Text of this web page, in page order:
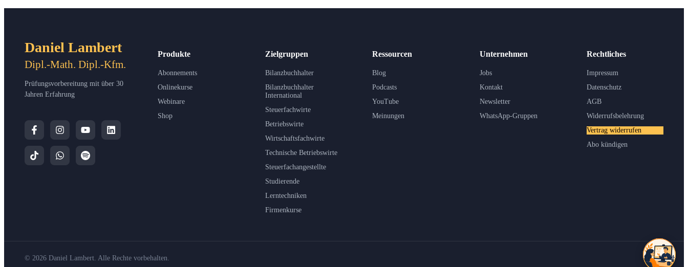
Daniel Lambert
Dipl.-Math. Dipl.-Kfm.
Prüfungsvorbereitung mit über 30
Jahren Erfahrung
Produkte
Abonnements
Onlinekurse
Webinare
Shop
Zielgruppen
Bilanzbuchhalter
Bilanzbuchhalter
International
Steuerfachwirte
Betriebswirte
Wirtschaftsfachwirte
Technische Betriebswirte
Steuerfachangestellte
Studierende
Lerntechniken
Firmenkurse
Ressourcen
Blog
Podcasts
YouTube
Meinungen
Unternehmen
Jobs
Kontakt
Newsletter
WhatsApp-Gruppen
Rechtliches
Impressum
Datenschutz
AGB
Widerrufsbelehrung
Vertrag widerrufen
Abo kündigen
© 2026 Daniel Lambert. Alle Rechte vorbehalten.